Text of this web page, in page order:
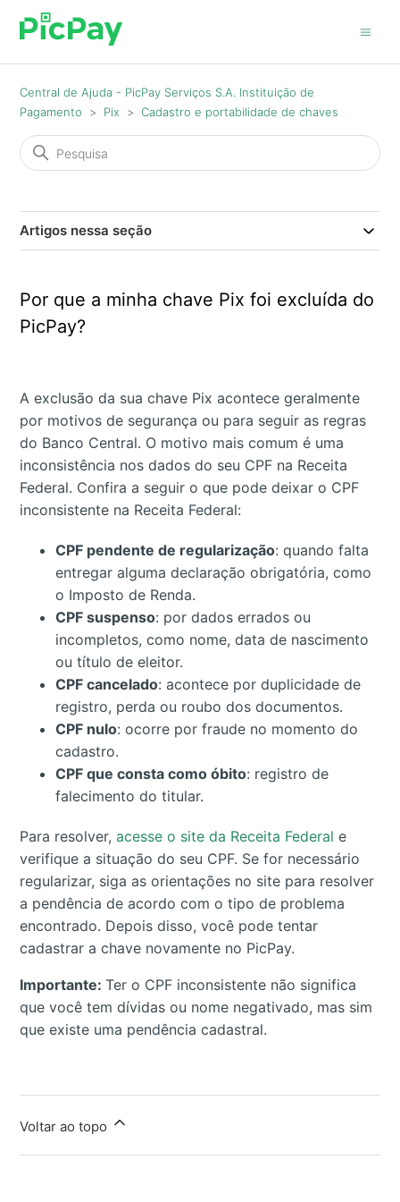
Central de Ajuda - PicPay Serviços S.A. Instituição de
Pagamento
Pix Cadastro e portabilidade de chaves
Artigos nessa seção
Por que a minha chave Pix foi excluída do
PicPay?
A exclusão da sua chave Pix acontece geralmente
por motivos de segurança ou para seguir as regras
do Banco Central. O motivo mais comum é uma
inconsistência nos dados do seu CPF na Receita
Federal. Confira a seguir o que pode deixar o CPF
inconsistente na Receita Federal:
CPF pendente de regularização: quando falta
entregar alguma declaração obrigatória, como
o Imposto de Renda.
CPF suspenso: por dados errados ou
incompletos, como nome, data de nascimento
ou título de eleitor.
CPF cancelado: acontece por duplicidade de
registro, perda ou roubo dos documentos.
CPF nulo: ocorre por fraude no momento do
cadastro.
CPF que consta como óbito: registro de
falecimento do titular.
Para resolver,acesse o site da Receita Federal e
verifique a situação do seu CPF. Se for necessário
regularizar, siga as orientações no site para resolver
a pendência de acordo com o tipo de problema
encontrado. Depois disso, você pode tentar
cadastrar a chave novamente no PicPay.
Importante:Ter o CPF inconsistente não significa
que você tem dívidas ou nome negativado, mas sim
que existe uma pendência cadastral.
Voltar ao topo